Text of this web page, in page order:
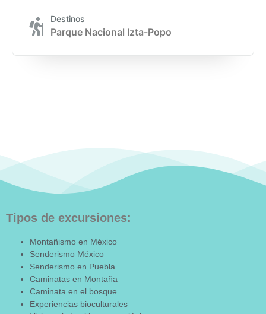
Destinos
Parque Nacional Izta-Popo
Tipos de excursiones:
Montañismo en México
Senderismo México
Senderismo en Puebla
Caminatas en Montaña
Caminata en el bosque
Experiencias bioculturales